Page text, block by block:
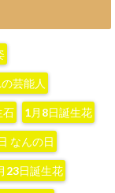
芸能人
石 1月8日誕生花
なんの日
23日誕生花